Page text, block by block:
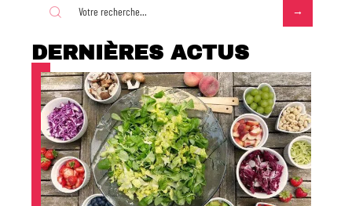
DERNIÈRES ACTUS